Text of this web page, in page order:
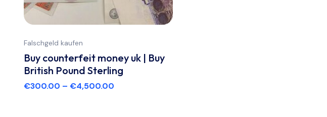
Falschgeld kaufen
Buy counterfeit money uk | Buy
British Pound Sterling
€300.00 – €4,500.00